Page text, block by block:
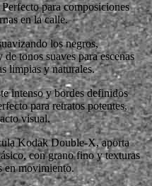
para composiciones
en la calle.
los negros,
tonos suaves para escenas
limpias y naturales.
intenso y bordes definidos
para retratos potentes,
visual.
Kodak Double-X, aporta
con grano fino y texturas
en movimiento.